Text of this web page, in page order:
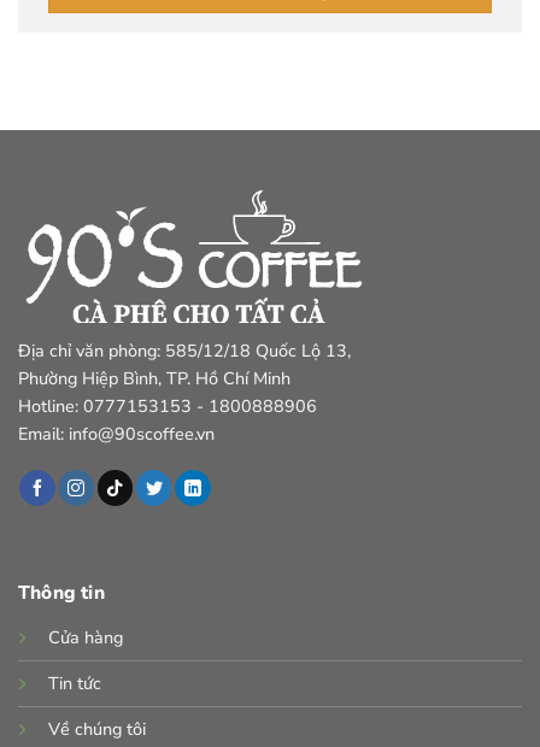
Địa chỉ văn phòng: 585/12/18 Quốc Lộ 13,
Phường Hiệp Bình, TP. Hồ Chí Minh
Hotline: 0777153153 - 1800888906
Email: info@90scoffee.vn
Thông tin
Cửa hàng
Tin tức
Về chúng tôi